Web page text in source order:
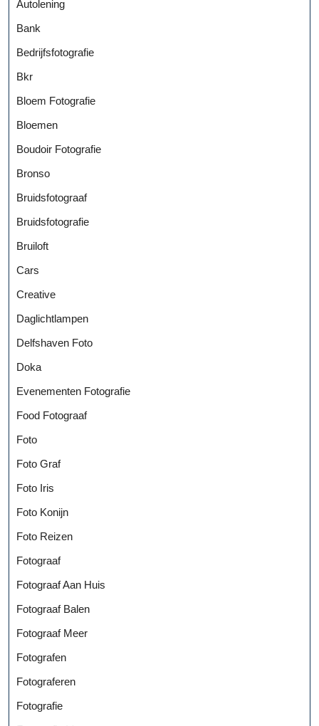
Autolening
Bank
Bedrijfsfotografie
Bkr
Bloem Fotografie
Bloemen
Boudoir Fotografie
Bronso
Bruidsfotograaf
Bruidsfotografie
Bruiloft
Cars
Creative
Daglichtlampen
Delfshaven Foto
Doka
Evenementen Fotografie
Food Fotograaf
Foto
Foto Graf
Foto Iris
Foto Konijn
Foto Reizen
Fotograaf
Fotograaf Aan Huis
Fotograaf Balen
Fotograaf Meer
Fotografen
Fotograferen
Fotografie